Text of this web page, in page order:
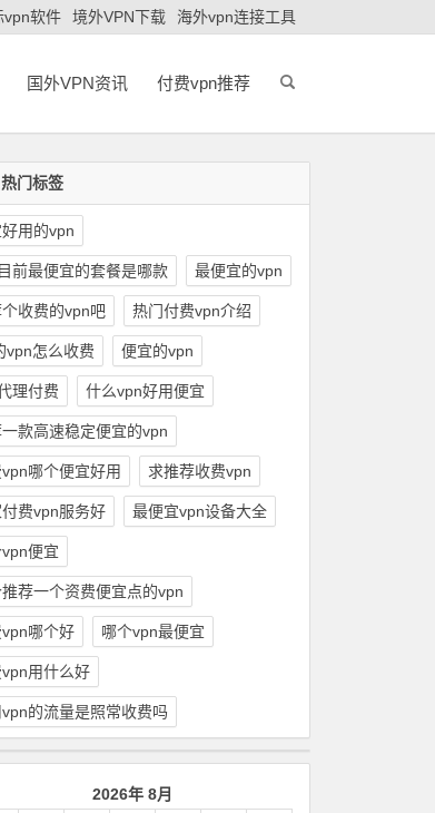
vpn软件 境外VPN下载 海外vpn连接工具
国外VPN资讯 付费vpn推荐
热门标签
用的vpn
前最便宜的套餐是哪款 最便宜的vpn
收费的vpn吧 热门付费vpn介绍
vpn怎么收费 便宜的vpn
理付费 什么vpn好用便宜
款高速稳定便宜的vpn
哪个便宜好用 求推荐收费vpn
费vpn服务好 最便宜vpn设备大全
便宜
荐一个资费便宜点的vpn
哪个好 哪个vpn最便宜
用什么好
的流量是照常收费吗
2026年 8月